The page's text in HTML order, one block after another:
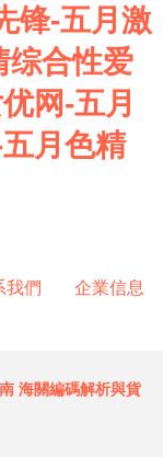
锋-五月激
综合性爱
网-五月
月色精
我們 企業信息
海關編碼解析與貨